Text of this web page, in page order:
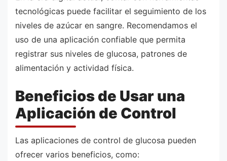
tecnológicas puede facilitar el seguimiento de los
niveles de azúcar en sangre. Recomendamos el
uso de una aplicación confiable que permita
registrar sus niveles de glucosa, patrones de
alimentación y actividad física.
Beneficios de Usar una
Aplicación de Control
Las aplicaciones de control de glucosa pueden
ofrecer varios beneficios, como: